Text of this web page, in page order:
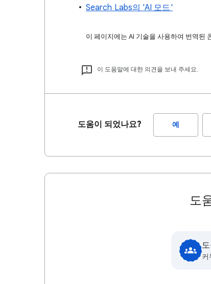
Search Labs의 'AI 모드'
이 페이지에는 AI 기술을 사용하여 번역된
이 도움말에 대한 의견을 보내 주세요.
도움이 되었나요? 예
도
커